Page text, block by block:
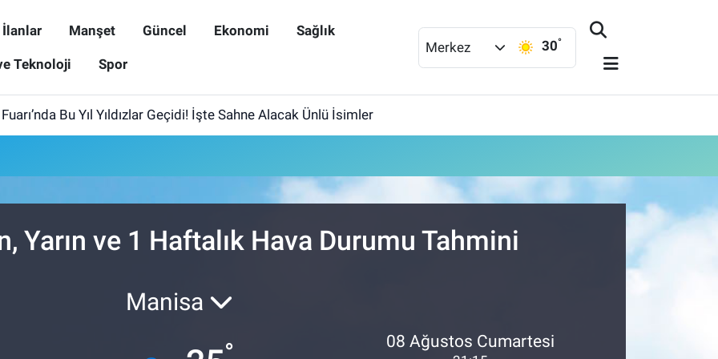
İlanlar Manşet Güncel Ekonomi Sağlık
Teknoloji Spor
Merkez 30°
Bu Yıl Yıldızlar Geçidi! İşte Sahne Alacak Ünlü İsimler
Yarın ve 1 Haftalık Hava Durumu Tahmini
Manisa
° 08 Ağustos Cumartesi